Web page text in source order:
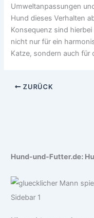
Umweltanpassungen
Hund dieses Verhalten
Konsequenz sind
nicht nur für ein
Katze, sondern auch für
ZURÜCK
Hund-und-Futter.de: